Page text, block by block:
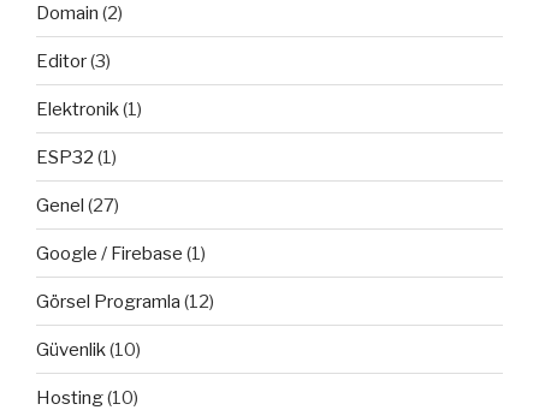
Domain (2)
Editor(3)
Elektronik (1)
ESP32 (1)
Genel (27)
Google / Firebase (1)
Görsel Programla (12)
Güvenlik (10)
Hosting(10)